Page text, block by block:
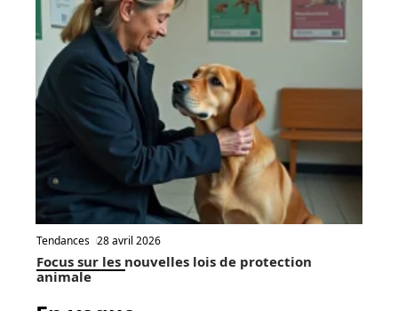
Tendances 28 avril 2026
Focus sur les nouvelles lois de protection
animale